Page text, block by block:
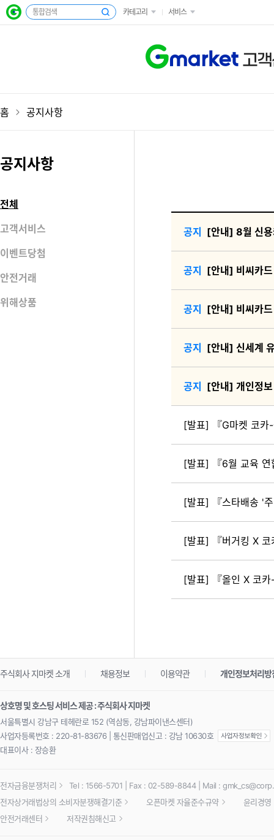
카테고리 서비스
고
홈 공지사항
공지사항
전체
고객서비스
이벤트당첨
안전거래
위해상품
[안내] 8월 신용
[안내] 비씨카
[안내] 비씨카
[안내] 신세계
[안내] 개인정
[발표] 『G마켓 코카
[발표] 『6월 교육 연
[발표] 『스타배송 '
[발표] 『버거킹 X 코
[발표] 『올인 X 코카
주식회사 지마켓 소개 채용정보 이용약관 개인정보처리방
상호명 및 호스팅 서비스 제공 : 주식회사 지마켓
서울특별시 강남구 테헤란로 152 (역삼동, 강남파이낸스센터)
사업자등록번호 : 220-81-83676 | 통신판매업신고 : 강남 10630호
대표이사 : 장승환
전자금융분쟁처리 Tel : 1566-5701 | Fax : 02-589-8844 | Mail :
전자상거래법상의 소비자분쟁해결기준
오픈마켓 자율준수규약
윤리경영
안전거래센터
저작권침해신고